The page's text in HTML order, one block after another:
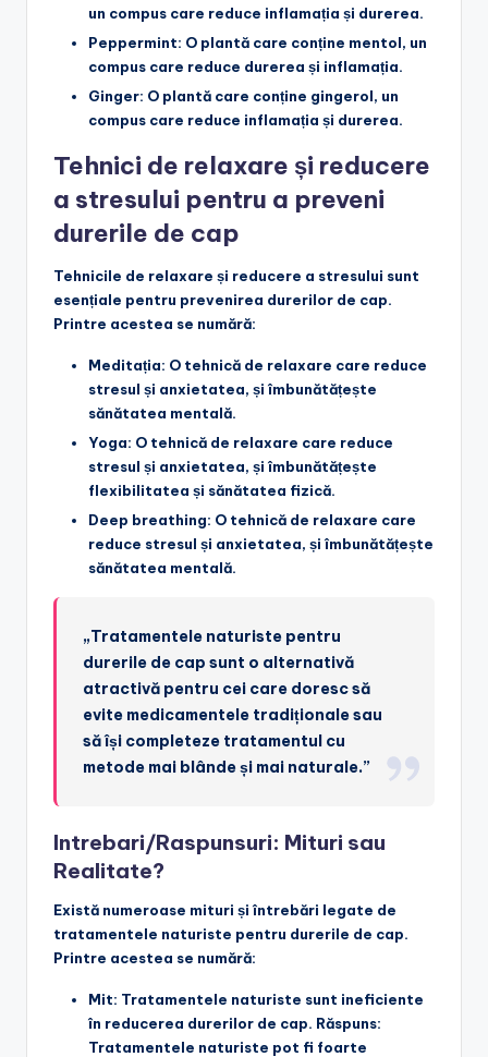
un compus care reduce inflamația și durerea.
Peppermint: O plantă care conține mentol, un
compus care reduce durerea și inflamația.
Ginger: O plantă care conține gingerol, un
compus care reduce inflamația și durerea.
Tehnici de relaxare și reducere
a stresului pentru a preveni
durerile de cap
Tehnicile de relaxare și reducere a stresului sunt
esențiale pentru prevenirea durerilor de cap.
Printre acestea se numără:
Meditația: O tehnică de relaxare care reduce
stresul și anxietatea, și îmbunătățește
sănătatea mentală.
Yoga: O tehnică de relaxare care reduce
stresul și anxietatea, și îmbunătățește
flexibilitatea și sănătatea fizică.
Deep breathing: O tehnică de relaxare care
reduce stresul și anxietatea, și îmbunătățește
sănătatea mentală.
„Tratamentele naturiste pentru
durerile de cap sunt o alternativă
atractivă pentru cei care doresc să
evite medicamentele tradiționale sau
să își completeze tratamentul cu
metode mai blânde și mai naturale.”
Intrebari/Raspunsuri: Mituri sau
Realitate?
Există numeroase mituri și întrebări legate de
tratamentele naturiste pentru durerile de cap.
Printre acestea se numără:
Mit: Tratamentele naturiste sunt ineficiente
în reducerea durerilor de cap. Răspuns:
Tratamentele naturiste pot fi foarte